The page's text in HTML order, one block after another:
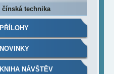
čínská technika
PŘÍLOHY
NOVINKY
KNIHA NÁVŠTĚV